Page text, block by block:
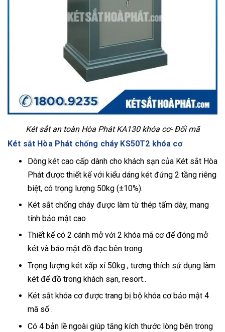
Két sắt an toàn Hòa Phát KA130 khóa cơ- Đổi mã
Két sắt Hòa Phát chống cháy KS50T2 khóa cơ
Dòng két cao cấp dành cho khách sạn của Két sắt Hòa
Phát được thiết kế với kiểu dáng két đứng 2 tầng riêng
biệt, có trọng lượng 50kg (±10%).
Két sắt chống cháy được làm từ thép tấm dày, mang
tính bảo mật cao
Thiết kế có 2 cánh mở với 2 khóa mã cơ để đóng mở
két và bảo mật đồ đạc bên trong
Trọng lượng két xấp xỉ 50kg , tương thích sử dụng làm
két để đồ trong khách sạn, resort..
Két sắt khóa cơ được trang bị bộ khóa cơ bảo mật 4
mã số .
Có 4 bản lề ngoài giúp tăng kích thước lòng bên trong